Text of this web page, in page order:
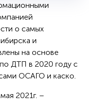
о самых
и
на основе
ДТП в 2020 году с
ОСАГО и каско.
2021г. –